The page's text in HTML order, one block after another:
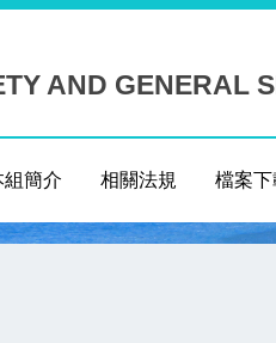
AND GENERAL
組簡介 相關法規 檔案下